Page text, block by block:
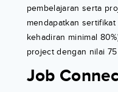
pembelajaran serta
mendapatkan
kehadiran minimal
project dengan nilai
Job